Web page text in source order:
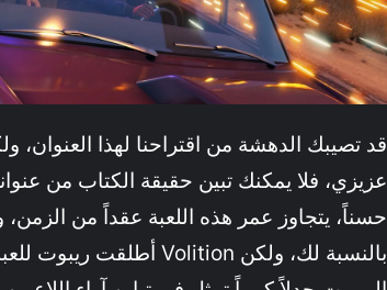
قد تصيبك الدهشة من اقتراحنا لهذا العنوان،
عزيزي، فلا يمكنك تبين حقيقة الكتاب من
حسناً، يتجاوز عمر هذه اللعبة عقداً من الزمن،